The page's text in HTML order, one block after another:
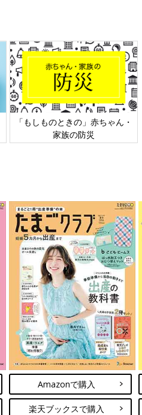
六星占術 細木かおりさんの人生
相談
Amazonで購入
楽天ブックスで購入